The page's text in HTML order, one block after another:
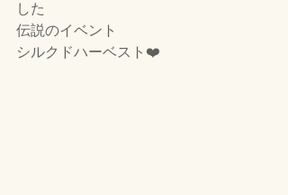
した
伝説のイベント
シルクドハーベスト❤️